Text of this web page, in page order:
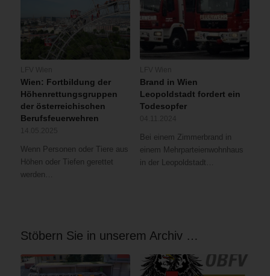
Wien: Fortbildung der
Höhenrettungsgruppen
der österreichischen
Berufsfeuerwehren
Wenn Personen oder Tiere aus
Höhen oder Tiefen gerettet
werden…
Brand in Wien
Leopoldstadt fordert ein
Todesopfer
Bei einem Zimmerbrand in
einem Mehrparteienwohnhaus
in der Leopoldstadt…
Stöbern Sie in unserem Archiv …